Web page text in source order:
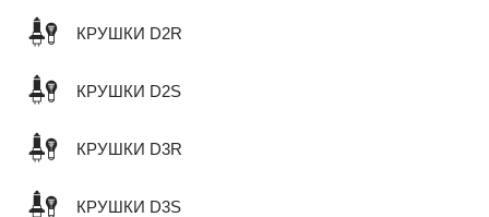
КРУШКИ D2R
КРУШКИ D2S
КРУШКИ D3R
КРУШКИ D3S